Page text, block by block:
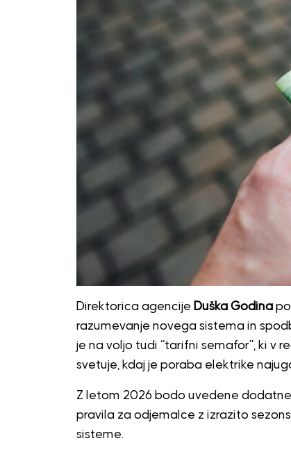
Direktorica agencije Duška Godina
razumevanje novega sistema in
je na voljo tudi “tarifni semafor”, ki v
svetuje, kdaj je poraba elektrike
Z letom 2026 bodo uvedene
pravila za odjemalce z izrazito
sisteme.